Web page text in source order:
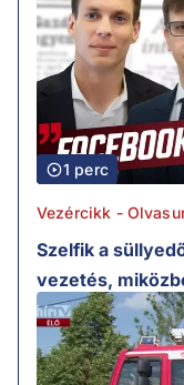
1 perc
Vezércikk -
Szelfik a
vezetés,